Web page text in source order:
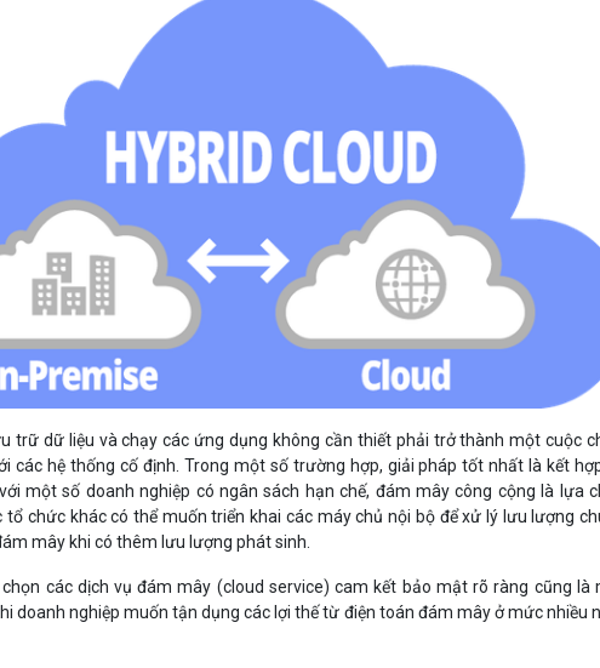
trữ dữ liệu và chạy các ứng dụng không cần thiết phải trở thành một cuộc
các hệ thống cố định. Trong một số trường hợp, giải pháp tốt nhất là kết
một số doanh nghiệp có ngân sách hạn chế, đám mây công cộng là lựa
tổ chức khác có thể muốn triển khai các máy chủ nội bộ để xử lý lưu lượng
mây khi có thêm lưu lượng phát sinh.
các dịch vụ đám mây (cloud service) cam kết bảo mật rõ ràng cũng là
doanh nghiệp muốn tận dụng các lợi thế từ điện toán đám mây ở mức nhiều